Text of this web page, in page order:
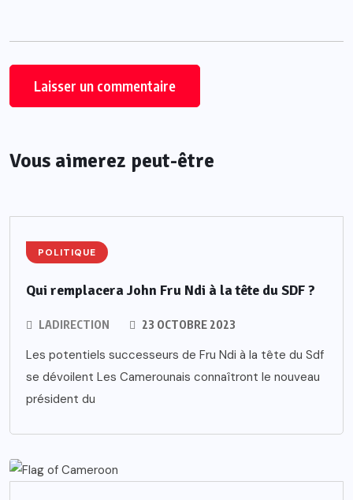
Vous aimerez peut-être
POLITIQUE
Qui remplacera John Fru Ndi à la tête du SDF ?
LADIRECTION 23 OCTOBRE 2023
Les potentiels successeurs de Fru Ndi à la tête du Sdf
se dévoilent Les Camerounais connaîtront le nouveau
président du